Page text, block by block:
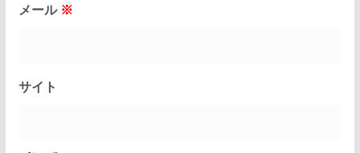
メール ※
サイト